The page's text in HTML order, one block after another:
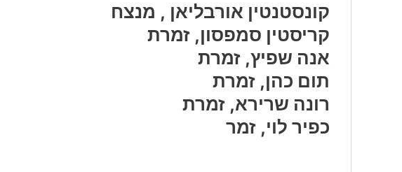
קונסטנטין אורבליאן , מנצח
קריסטין סמפסון, זמרת
אנה שפיץ, זמרת
תום כהן, זמרת
רונה שרירא, זמרת
כפיר לוי, זמר